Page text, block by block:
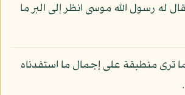
له رسول الله موسى انظر إلى البر ما
ترى منطبقة على إجمال ما استفدناه